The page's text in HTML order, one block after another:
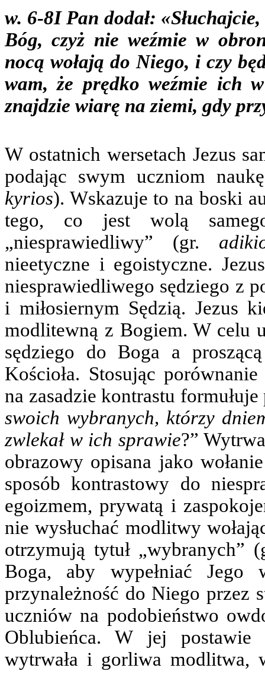
w. 6-8I Pan dodał:
Bóg, czyż nie weźmie w
nocą wołają do Niego, i czy
wam, że prędko weźmie ich
znajdzie wiarę na ziemi, gdy
W ostatnich wersetach Jezus
podając swym uczniom
kyrios). Wskazuje to na boski
tego, co jest wolą
„niesprawiedliwy” (gr.
nieetyczne i egoistyczne.
niesprawiedliwego sędziego z
i miłosiernym Sędzią. Jezus
modlitewną z Bogiem. W celu
sędziego do Boga a
Kościoła. Stosując
na zasadzie kontrastu
swoich wybranych, którzy
zwlekał w ich sprawie?”
obrazowy opisana jako
sposób kontrastowy do
egoizmem, prywatą i
nie wysłuchać modlitwy
otrzymują tytuł „wybranych”
Boga, aby wypełniać Jego
przynależność do Niego przez
uczniów na podobieństwo
Oblubieńca. W jej postawie
wytrwała i gorliwa modlitwa,